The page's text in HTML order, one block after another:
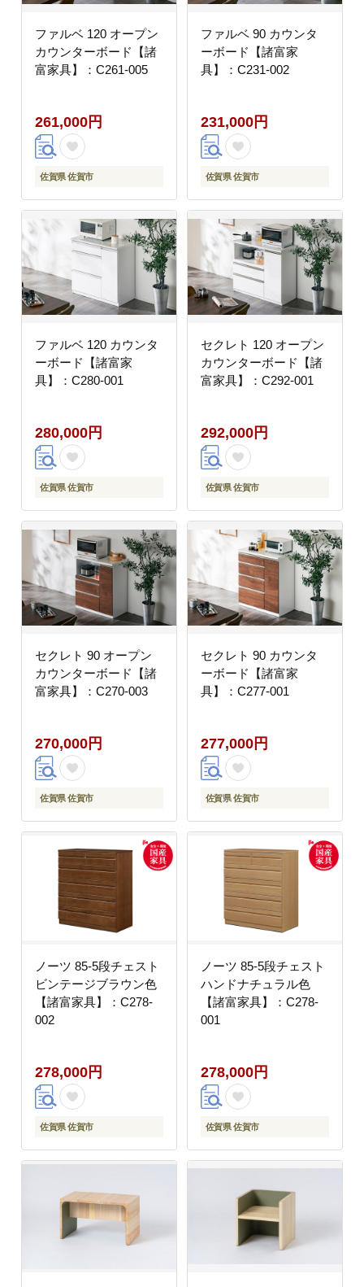
ファルベ 120 オープン
カウンターボード【諸
富家具】：C261-005
261,000円
佐賀県 佐賀市
ファルベ 90 カウンタ
ーボード【諸富家
具】：C231-002
231,000円
佐賀県 佐賀市
ファルベ 120 カウンタ
ーボード【諸富家
具】：C280-001
280,000円
佐賀県 佐賀市
セクレト 120 オープン
カウンターボード【諸
富家具】：C292-001
292,000円
佐賀県 佐賀市
セクレト 90 オープン
カウンターボード【諸
富家具】：C270-003
270,000円
佐賀県 佐賀市
セクレト 90 カウンタ
ーボード【諸富家
具】：C277-001
277,000円
佐賀県 佐賀市
ノーツ 85-5段チェスト
ビンテージブラウン色
【諸富家具】：C278-
002
278,000円
佐賀県 佐賀市
ノーツ 85-5段チェスト
ハンドナチュラル色
【諸富家具】：C278-
001
278,000円
佐賀県 佐賀市